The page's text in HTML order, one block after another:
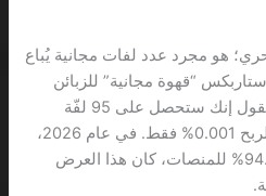
سحري؛ هو مجرد عدد لفات مجانية يُباع
“قهوة مجانية” للزبائن
الجدد، يرسل الكازينو رسائل تقول إنك ستحصل على 95 لفّة
مجانية، ثم يتذكر أن الاحتمال لربح 0.001% فقط. في عام 2026،
حين وصلت نسبة العائد إلى 94.5% للمنصات، كان هذا العرض